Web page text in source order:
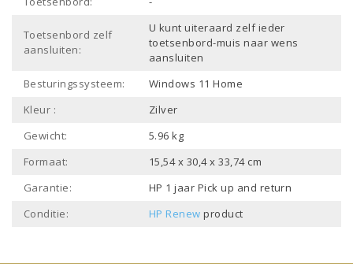
Toetsenbord zelf
aansluiten:
U kunt uiteraard zelf ieder
toetsenbord-muis naar wens
aansluiten
Besturingssysteem:
Windows 11 Home
Kleur :
Zilver
Gewicht:
5.96 kg
Formaat:
15,54 x 30,4 x 33,74 cm
Garantie:
HP 1 jaar Pick up and return
Conditie:
HP Renew product